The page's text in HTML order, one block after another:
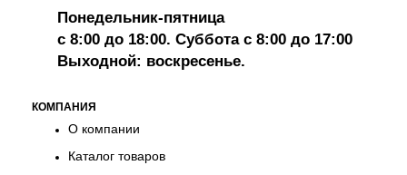
Понедельник-пятница
с 8:00 до 18:00. Суббота с 8:00 до 17:00
Выходной: воскресенье.
КОМПАНИЯ
О компании
Каталог товаров